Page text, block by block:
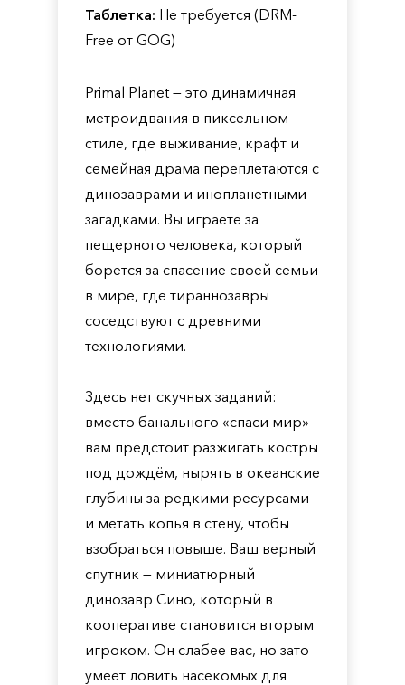
Таблетка: Не требуется (DRM-
Free от GOG)
Primal Planet — это динамичная
метроидвания в пиксельном
стиле, где выживание, крафт и
семейная драма переплетаются с
динозаврами и инопланетными
загадками. Вы играете за
пещерного человека, который
борется за спасение своей семьи
в мире, где тираннозавры
соседствуют с древними
технологиями.
Здесь нет скучных заданий:
вместо банального «спаси мир»
вам предстоит разжигать костры
под дождём, нырять в океанские
глубины за редкими ресурсами
и метать копья в стену, чтобы
взобраться повыше. Ваш верный
спутник — миниатюрный
динозавр Сино, который в
кооперативе становится вторым
игроком. Он слабее вас, но зато
умеет ловить насекомых для